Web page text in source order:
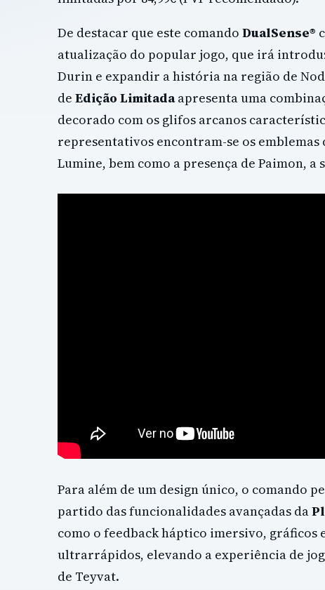
De destacar que este comando DualSense®
atualização do popular jogo, que irá
Durin e expandir a história na região de
de Edição Limitadaapresenta uma
decorado com os glifos arcanos
representativos encontram-se os emblemas
Lumine, bem como a presença de Paimon,
Para além de um design único, o comando
partido das funcionalidades avançadas da
como o feedback háptico imersivo, gráficos
ultrarrápidos, elevando a experiência de
de Teyvat.